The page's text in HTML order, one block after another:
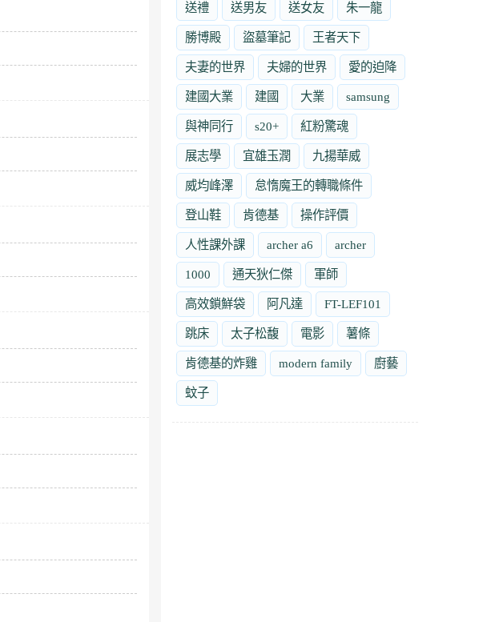
送禮 送男友 送女友 朱一龍
勝博殿 盜墓筆記 王者天下
夫妻的世界 夫婦的世界 愛的迫降
建國大業 建國 大業 samsung
與神同行 s20+ 紅粉驚魂
展志學 宜雄玉潤 九揚華威
威均峰澤 怠惰魔王的轉職條件
登山鞋 肯德基 操作評價
人性課外課 archer a6 archer
1000 通天狄仁傑 軍師
高效鎖鮮袋 阿凡達 FT-LEF101
跳床 太子松馥 電影 薯條
肯德基的炸雞 modern family 廚藝
蚊子